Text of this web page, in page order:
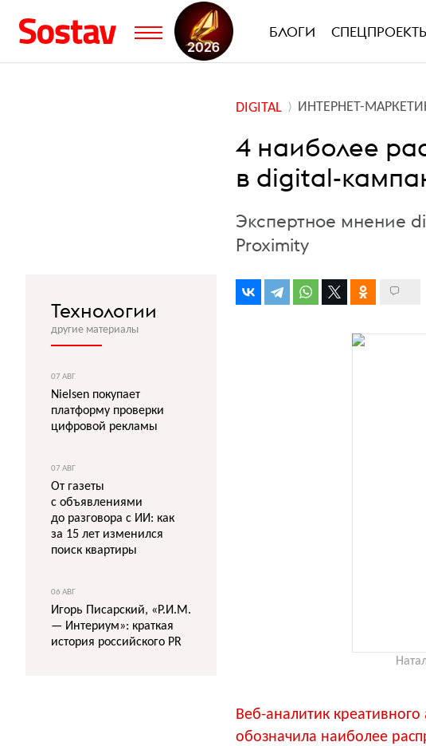
БЛОГИ
DIGITAL ИНТЕРНЕТ-
4 наиболее
в digital-
Экспертное мнение
Proximity
Веб-аналитик креативного
обозначила наиболее
Технологии
другие материалы
07 АВГ
Nielsen покупает
платформу проверки
цифровой рекламы
07 АВГ
От газеты
с объявлениями
до разговора с ИИ: как
за 15 лет изменился
поиск квартиры
06 АВГ
Игорь Писарский, «Р.И.М.
— Интериум»: краткая
история российского PR